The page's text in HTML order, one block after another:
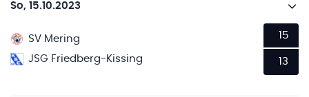
So, 15.10.2023
SV Mering
JSG Friedberg-Kissing
15
13